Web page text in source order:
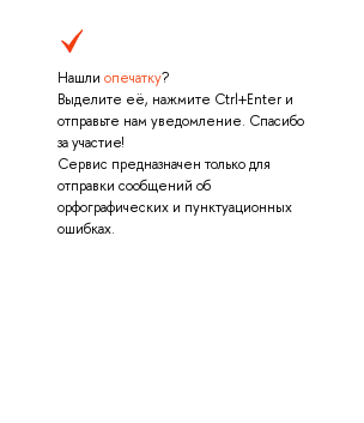
Нашли опечатку?
Выделите её, нажмите Ctrl+Enter и
отправьте нам уведомление. Спасибо
за участие!
Сервис предназначен только для
отправки сообщений об
орфографических и пунктуационных
ошибках.